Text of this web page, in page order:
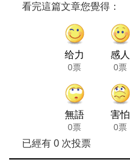
看完這篇文章您覺得：
给力
0票
感人
0票
無語
0票
害怕
0票
已經有 0次投票